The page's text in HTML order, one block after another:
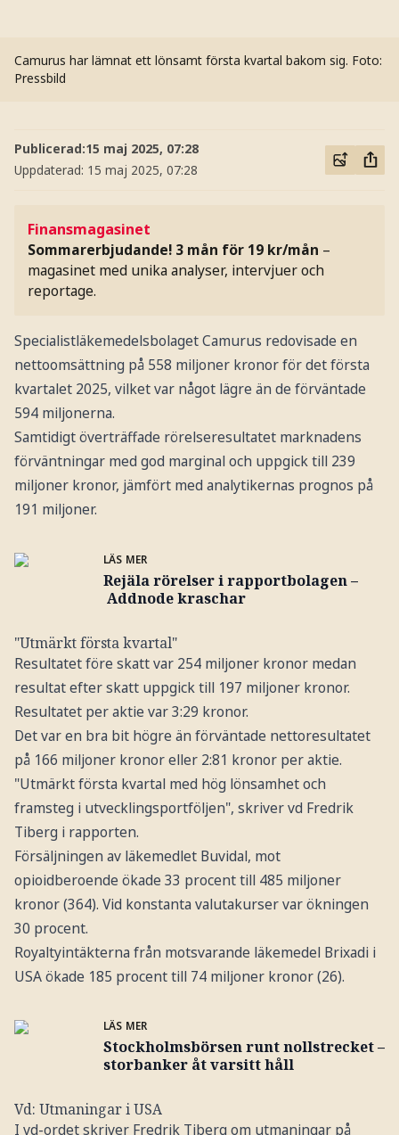
Camurus har lämnat ett lönsamt första kvartal bakom sig. Foto:
Pressbild
Publicerad:15 maj 2025, 07:28
Uppdaterad: 15 maj 2025, 07:28
Finansmagasinet
Sommarerbjudande! 3 mån för 19 kr/mån –
magasinet med unika analyser, intervjuer och
reportage.
Specialistläkemedelsbolaget Camurus redovisade en
nettoomsättning på 558 miljoner kronor för det första
kvartalet 2025, vilket var något lägre än de förväntade
594 miljonerna.
Samtidigt överträffade rörelseresultatet marknadens
förväntningar med god marginal och uppgick till 239
miljoner kronor, jämfört med analytikernas prognos på
191 miljoner.
LÄS MER
Rejäla rörelser i rapportbolagen –
Addnode kraschar
"Utmärkt första kvartal"
Resultatet före skatt var 254 miljoner kronor medan
resultat efter skatt uppgick till 197 miljoner kronor.
Resultatet per aktie var 3:29 kronor.
Det var en bra bit högre än förväntade nettoresultatet
på 166 miljoner kronor eller 2:81 kronor per aktie.
"Utmärkt första kvartal med hög lönsamhet och
framsteg i utvecklingsportföljen", skriver vd Fredrik
Tiberg i rapporten.
Försäljningen av läkemedlet Buvidal, mot
opioidberoende ökade 33 procent till 485 miljoner
kronor (364). Vid konstanta valutakurser var ökningen
30 procent.
Royaltyintäkterna från motsvarande läkemedel Brixadi i
USA ökade 185 procent till 74 miljoner kronor (26).
LÄS MER
Stockholmsbörsen runt nollstrecket –
storbanker åt varsitt håll
Vd: Utmaningar i USA
I vd-ordet skriver Fredrik Tiberg om utmaningar på